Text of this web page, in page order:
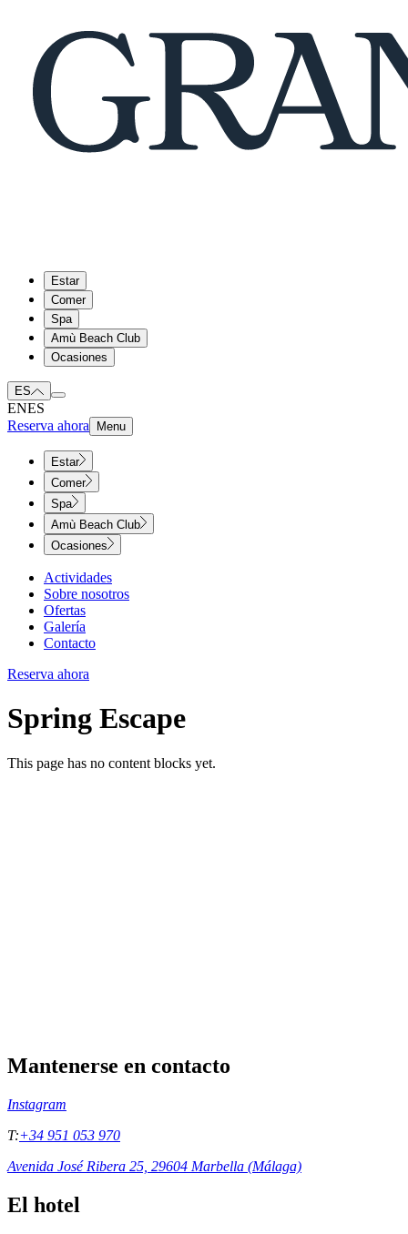
Estar
Comer
Spa
Amù Beach Club
Ocasiones
ES
ENES
Reserva ahora
Menu
Estar
Comer
Spa
Amù Beach Club
Ocasiones
Actividades
Sobre nosotros
Ofertas
Galería
Contacto
Reserva ahora
Spring Escape​​​​‌ ‍ ​‍​‍‌‍ ‌ ​‍‌‍‍‌‌‍‌ ‌‍‍‌‌‍ ‍​‍​‍​ ‍‍​‍​‍‌ ​ ‌‍​‌‌‍ ‍‌‍‍‌‌ ‌​‌ ‍‌​‍ ‍‌‍‍‌‌‍ ​‍​‍​‍ ​​‍​‍‌‍‍​‌ ​‍‌‍‌‌‌‍‌‍​‍​‍​ ‍‍​‍​‍‌‍‍​‌ ‌​‌ ‌​‌ ​​‌ ​ ​ ‍‍​‍ ​‍ ‌‍ ​​‍ ‌‌‍​‌‌‍ ‍‌‍‌​​‍ ‌‌ ​‍​‍ ‌‌‍‍​‌‍ ‌ ‌​‌‍‌‌‌‍ ​‌ ​ ​‍ ‌‌ ​ ‌ ‌​‌ ‌‌‌‍‌​‌‍‍‌‌‍ ​‍ ‍‌ ‌‍‌‍‌‌‌ ​‍‌‍​ ‌‍‌‌‌‍ ​​‍ ‍‌‍​‌‌ ​​‌ ​​​‍ ‌‍‍‌‌‍ ‍‌ ‌​‌‍‌‌‌‍ ‍‌ ‌​​‍ ‌‍‌‌‌‍‌​‌‍‍‌‌ ‌​​‍ ‌‍ ‌‌‍ ‌‍‌​‌‍‌‌​ ‌‌ ​​‌ ​‍‌‍‌‌‌ ​ ‌‍‌‌‌‍ ‍‌ ‌​‌‍​‌‌ ‌​‌‍‍‌‌‍ ‌‍ ‍​ ‍ ‌‍‍‌‌‍‌​​ ‌‌‍​‍​ ‌ ​ ​​​ ​ ‌‍‌‍​ ‌ ‌‍‌​​ ​‍​‍ ‌​ ‌​​ ‌​​ ‌​​ ‍‌​‍ ‌​ ‌​​ ‌ ​ ‌​‌‍‌‌​‍ ‌‌‍​‌​ ​‌​ ​‌​ ‌ ​‍ ‌‌‍‌‌​ ​‌‌‍‌‍‌‍​‍​ ​‌​ ‌ ​ ‌‍‌‍​‍​ ‌​​ ​ ​ ​ ​ ​‍​ ‍ ‌ ‌​‌ ‍‌‌ ​​‌‍‌‌​ ‌‌‍‍​‌‍ ‌ ‌​‌‍‌‌‌‍ ​‌‌​ ‌‍‍‌‌ ‌​‌‍‌‌‌‌​​‌‍​‌‌‍‌ ‌‍‌‌​ ‍ ‌ ​​‌‍​‌‌ ‌​‌‍‍​​ ‌‌ ‌​‌‍‍‌‌ ‌​‌‍ ​‌‍‌‌​ ‌‍​‍‌‍​‌‌ ​ ‌‍‌‌‌‌‌‌‌ ​‍‌‍ ​​ ‌‌‍‍​‌ ‌​‌ ‌​‌ ​​‌ ​ ​‍‌‌​ ​ ‌​​‌​‍‌‌​ ​‍‌​‌‍​‍‌‌​ ​‍‌​‌‍‌‍ ​​‍ ‌‌‍​‌‌‍ ‍‌‍‌​​‍ ‌‌ ​‍​‍ ‌‌‍‍​‌‍ ‌ ‌​‌‍‌‌‌‍ ​‌ ​ ​‍ ‌‌ ​ ‌ ‌​‌ ‌‌‌‍‌​‌‍‍‌‌‍ ​‍ ‍‌ ‌‍‌‍‌‌‌ ​‍‌‍​ ‌‍‌‌‌‍ ​​‍ ‍‌‍​‌‌ ​​‌ ​​​‍‌‍‌‍‍‌‌‍‌​​ ‌‌‍​‍​ ‌ ​ ​​​ ​ ‌‍‌‍​ ‌ ‌‍‌​​ ​‍​‍ ‌​ ‌​​ ‌​​ ‌​​ ‍‌​‍ ‌​ ‌​​ ‌ ​ ‌​‌‍‌‌​‍ ‌‌‍​‌​ ​‌​ ​‌​ ‌ ​‍ ‌‌‍‌‌​ ​‌‌‍‌‍‌‍​‍​ ​‌​ ‌ ​ ‌‍‌‍​‍​ ‌​​ ​ ​ ​ ​ ​‍​‍‌‍‌ ‌​‌ ‍‌‌ ​​‌‍‌‌​ ‌‌‍‍​‌‍ ‌ ‌​‌‍‌‌‌‍ ​‌‌​ ‌‍‍‌‌ ‌​‌‍‌‌‌‌​​‌‍​‌‌‍‌ ‌‍‌‌​‍‌‍‌ ​​‌‍​‌‌ ‌​‌‍‍​​ ‌‌ ‌​‌‍‍‌‌ ‌​‌‍ ​‌‍‌‌​‍‌‍‌ ​​‌‍‌‌‌ ​‍‌ ​ ‌ ​​‌‍‌‌‌‍​ ‌ ‌​‌‍‍‌‌ ‌‍‌‍‌‌​ ‌‌ ​​‌ ‌‌‌‍​‍‌‍ ​‌‍‍‌‌ ​ ‌‍‍​‌‍‌‌‌‍‌​​‍​‍‌ ‌
This page has no content blocks yet.
Mantenerse en contacto
Instagram
T:+34 951 053 970
Avenida José Ribera 25, 29604 Marbella (Málaga)
El hotel